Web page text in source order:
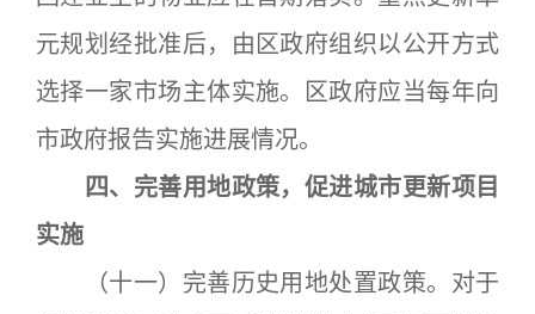
元规划经批准后，由区政府组织以公开方式
选择一家市场主体实施。区政府应当每年向
市政府报告实施进展情况。
四、完善用地政策，促进城市更新项目
实施
（十一）完善历史用地处置政策。对于